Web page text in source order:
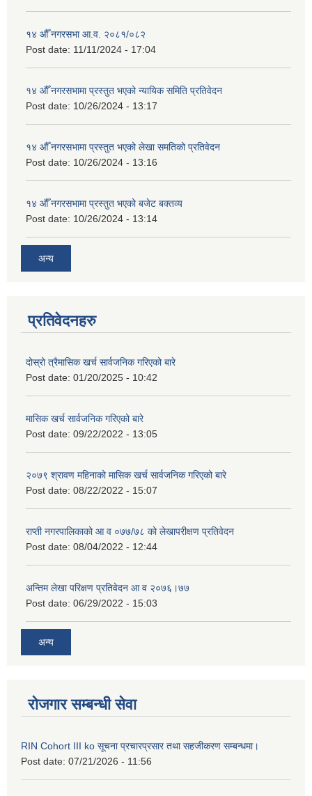
१४ औँ नगरसभा आ.व. २०८१/०८२
Post date: 11/11/2024 - 17:04
१४ औँ नगरसभामा प्रस्तुत भएको न्यायिक समिति प्रतिवेदन
Post date: 10/26/2024 - 13:17
१४ औँ नगरसभामा प्रस्तुत भएको लेखा समतिको प्रतिवेदन
Post date: 10/26/2024 - 13:16
१४ औँ नगरसभामा प्रस्तुत भएको बजेट बक्तव्य
Post date: 10/26/2024 - 13:14
अन्य
प्रतिवेदनहरु
दोस्रो त्रैमासिक खर्च सार्वजनिक गरिएको बारे
Post date: 01/20/2025 - 10:42
मासिक खर्च सार्वजनिक गरिएको बारे
Post date: 09/22/2022 - 13:05
२०७९ श्रावण महिनाको मासिक खर्च सार्वजनिक गरिएको बारे
Post date: 08/22/2022 - 15:07
राप्ती नगरपालिकाको आ व ०७७/७८ को लेखापरीक्षण प्रतिवेदन
Post date: 08/04/2022 - 12:44
अन्तिम लेखा परिक्षण प्रतिवेदन आ व २०७६।७७
Post date: 06/29/2022 - 15:03
अन्य
रोजगार सम्बन्धी सेवा
RIN Cohort III ko सूचना प्रचारप्रसार तथा सहजीकरण सम्बन्धमा।
Post date: 07/21/2026 - 11:56